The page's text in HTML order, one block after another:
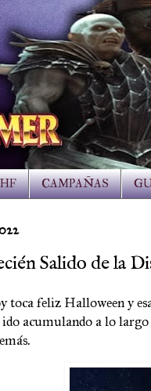
CAMPAÑAS
Salido de la
toca feliz Halloween y
ido acumulando a lo